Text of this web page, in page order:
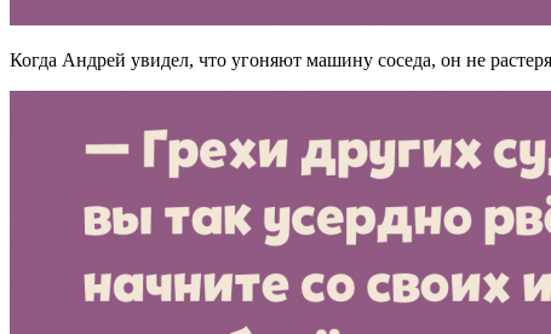
Когда Андрей увидел, что угоняют машину соседа, он не